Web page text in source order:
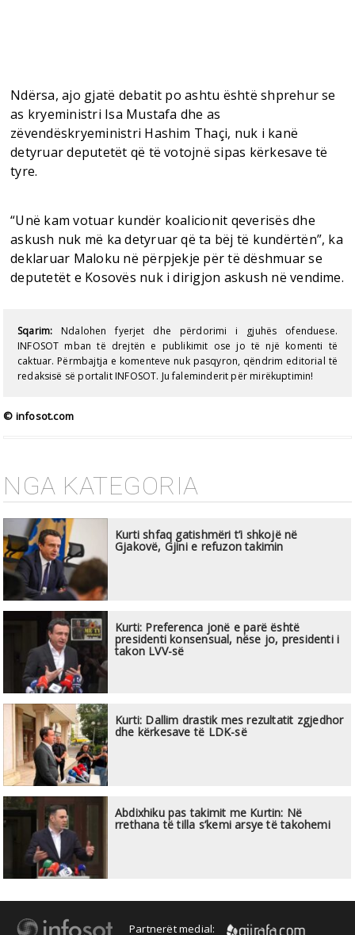
Ndërsa, ajo gjatë debatit po ashtu është shprehur se
as kryeministri Isa Mustafa dhe as
zëvendëskryeministri Hashim Thaçi, nuk i kanë
detyruar deputetët që të votojnë sipas kërkesave të
tyre.
“Unë kam votuar kundër koalicionit qeverisës dhe
askush nuk më ka detyruar që ta bëj të kundërtën”, ka
deklaruar Maloku në përpjekje për të dëshmuar se
deputetët e Kosovës nuk i dirigjon askush në vendime.
Sqarim: Ndalohen fyerjet dhe përdorimi i gjuhës ofenduese.
INFOSOT mban të drejtën e publikimit ose jo të një komenti të
caktuar. Përmbajtja e komenteve nuk pasqyron, qëndrim editorial të
redaksisë së portalit INFOSOT. Ju faleminderit për mirëkuptimin!
© infosot.com
NGA KATEGORIA
Kurti shfaq gatishmëri t’i shkojë në
Gjakovë, Gjini e refuzon takimin
Kurti: Preferenca jonë e parë është
presidenti konsensual, nëse jo, presidenti i
takon LVV-së
Kurti: Dallim drastik mes rezultatit zgjedhor
dhe kërkesave të LDK-së
Abdixhiku pas takimit me Kurtin: Në
rrethana të tilla s’kemi arsye të takohemi
Partnerët medial: